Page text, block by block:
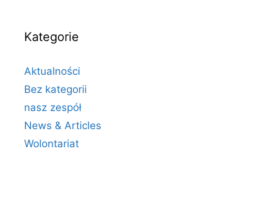
Kategorie
Aktualności
Bez kategorii
nasz zespół
News & Articles
Wolontariat